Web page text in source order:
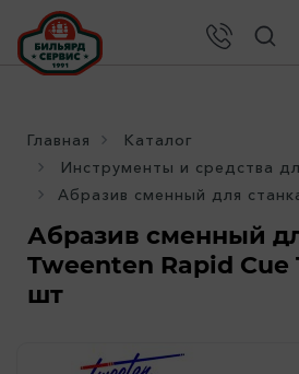
Главная
Каталог
Инструменты и средства
Абразив сменный для
Абразив сменный
Tweenten Rapid Cue
шт